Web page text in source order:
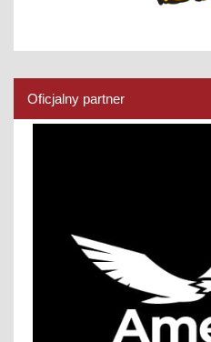
Oficjalny partner